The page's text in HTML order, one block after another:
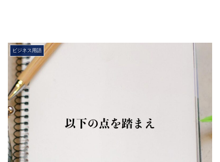
ビジネス用語